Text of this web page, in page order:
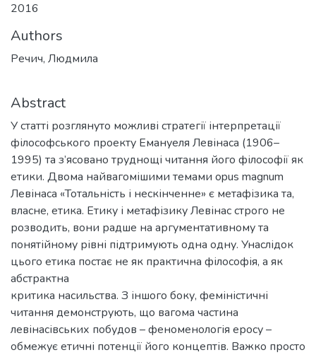
2016
Authors
Речич, Людмила
Abstract
У статті розглянуто можливі стратегії інтерпретації
філософського проекту Емануеля Левінаса (1906–
1995) та з’ясовано труднощі читання його філософії як
етики. Двома найвагомішими темами opus magnum
Левінаса «Тотальність і нескінченне» є метафізика та,
власне, етика. Етику і метафізику Левінас строго не
розводить, вони радше на аргументативному та
понятійному рівні підтримують одна одну. Унаслідок
цього етика постає не як практична філософія, а як
абстрактна
критика насильства. З іншого боку, феміністичні
читання демонструють, що вагома частина
левінасівських побудов – феноменологія еросу –
обмежує етичні потенції його концептів. Важко просто